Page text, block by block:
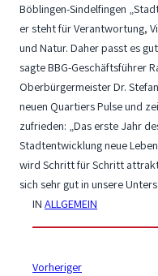
Böblingen-Sindelfingen
er steht für Verantwortung,
und Natur. Daher passt es
sagte BBG-Geschäftsführer
Oberbürgermeister Dr.
neuen Quartiers Pulse und
zufrieden: „Das erste Jahr
Stadtentwicklung neue
wird Schritt für Schritt
sich sehr gut in unsere
IN ALLGEMEIN
Vorheriger